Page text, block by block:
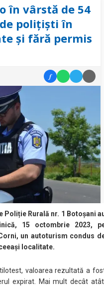
în vârstă de 54
polițiști în
și fără permis
f
Rurală nr. 1 Botoșani
15 octombrie 2023,
un autoturism condus
localitate.
valoarea rezultată a
expirat. Mai mult decât